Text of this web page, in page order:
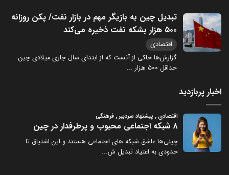
تبدیل چین به بازیگر مهم در بازار نفت/ پکن روزانه
۵۰۰ هزار بشکه نفت ذخیره می‌کند
اقتصادی
گزارش‌ها حاکی از آنست که از ابتدای سال جاری میلادی چین
حداقل ۵۰۰ هزار
...
اخبار پربازدید